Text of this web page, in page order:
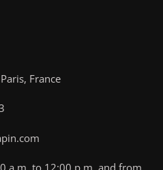
France
a.m. to 12:00 p.m. and from